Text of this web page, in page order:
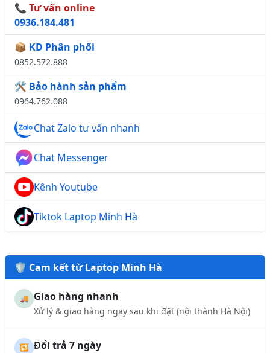
📞 Tư vấn online
0936.184.481
📦 KD Phân phối
0852.572.888
🛠️ Bảo hành sản phẩm
0964.762.088
Chat Zalo tư vấn nhanh
Chat Messenger
Kênh Youtube
Tiktok Laptop Minh Hà
🛡️ Cam kết từ Laptop Minh Hà
🚚 Giao hàng nhanh
Xử lý & giao hàng ngay sau khi đặt (nội thành Hà Nội)
🔁 Đổi trả 7 ngày